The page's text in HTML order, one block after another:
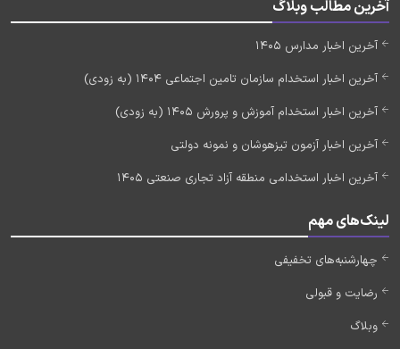
آخرین مطالب وبلاگ
آخرین اخبار مدارس 1405
آخرین اخبار استخدام سازمان تامین اجتماعی 1404 (به زودی)
آخرین اخبار استخدام آموزش و پرورش 1405 (به زودی)
آخرین اخبار آزمون تیزهوشان و نمونه دولتی
آخرین اخبار استخدامی منطقه آزاد تجاری صنعتی 1405
لینک‌های مهم
چهارشنبه‌های تخفیفی
رضایت و قبولی
وبلاگ